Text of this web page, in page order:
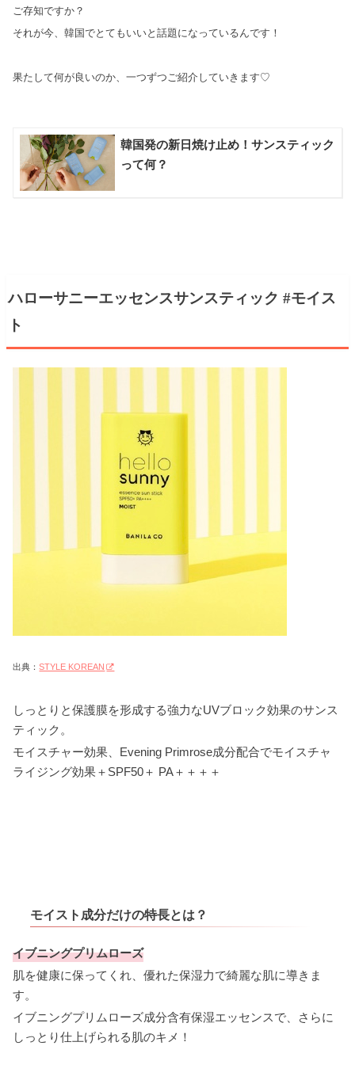
ご存知ですか？
それが今、韓国でとてもいいと話題になっているんです！
果たして何が良いのか、一つずつご紹介していきます♡
韓国発の新日焼け止め！サンスティック
って何？
ハローサニーエッセンスサンスティック #モイス
ト
出典：STYLE KOREAN
しっとりと保護膜を形成する強力なUVブロック効果のサンス
ティック。
モイスチャー効果、Evening Primrose成分配合でモイスチャ
ライジング効果＋SPF50＋ PA＋＋＋＋
モイスト成分だけの特長とは？
イブニングプリムローズ
肌を健康に保ってくれ、優れた保湿力で綺麗な肌に導きま
す。
イブニングプリムローズ成分含有保湿エッセンスで、さらに
しっとり仕上げられる肌のキメ！